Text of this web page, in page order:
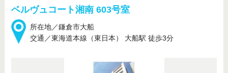
ベルヴュコート湘南 603号室
所在地／鎌倉市大船
交通／東海道本線（東日本） 大船駅 徒歩3分